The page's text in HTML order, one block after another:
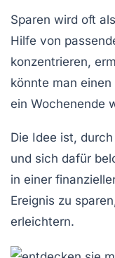
Sparen wird oft als
Hilfe von
konzentrieren,
könnte man
ein Wochenende
Die Idee ist,
und sich dafür
in einer
Ereignis zu
erleichtern.